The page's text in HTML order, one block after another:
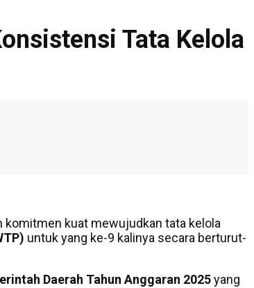
Tata Kelola
komitmen kuat mewujudkan tata kelola
untuk yang ke-9 kalinya secara berturut-
Daerah Tahun Anggaran 2025yang